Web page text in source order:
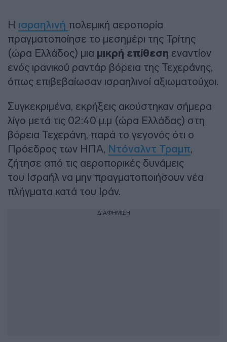
Η ισραηλινή πολεμική αεροπορία
πραγματοποίησε το μεσημέρι της Τρίτης
(ώρα Ελλάδος) μια μικρή επίθεση εναντίον
ενός ιρανικού ραντάρ βόρεια της Τεχεράνης,
όπως επιβεβαίωσαν ισραηλινοί αξιωματούχοι.
Συγκεκριμένα, εκρήξεις ακούστηκαν σήμερα
λίγο μετά τις 02:40 μ.μ (ώρα Ελλάδας) στη
βόρεια Τεχεράνη, παρά το γεγονός ότι ο
Πρόεδρος των ΗΠΑ, Ντόναλντ Τραμπ,
ζήτησε από τις αεροπορικές δυνάμεις
του Ισραήλ να μην πραγματοποιήσουν νέα
πλήγματα κατά του Ιράν.
ΔΙΑΦΗΜΙΣΗ